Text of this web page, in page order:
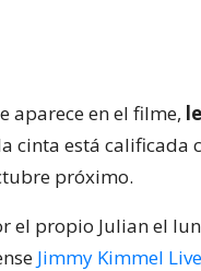
aparece en el filme,
cinta está calificada
próximo.
el propio Julian el
Jimmy Kimmel